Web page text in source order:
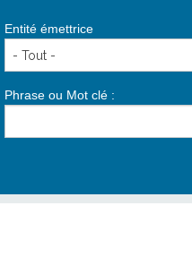
Entité émettrice
Phrase ou Mot clé :